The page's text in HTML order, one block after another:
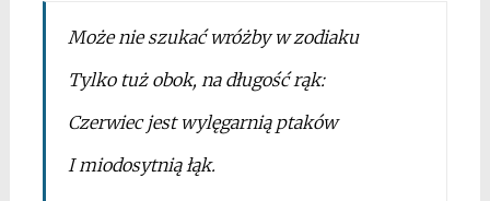
Może nie szukać wróżby w zodiaku
Tylko tuż obok, na długość rąk:
Czerwiec jest wylęgarnią ptaków
I miodosytnią łąk.